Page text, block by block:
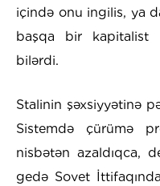
içində onu ingilis, ya
başqa bir kapitalist
bilərdi.
Stalinin şəxsiyyətinə
Sistemdə çürümə
nisbətən azaldıqca,
gedə Sovet